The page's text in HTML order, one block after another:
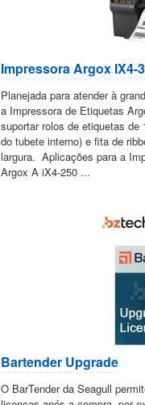
Impressora Argox IX4-
Planejada para atender à
a Impressora de Etiquetas
suportar rolos de etiquetas de
do tubete interno) e fita de
largura. Aplicações para a
Argox A iX4-250 ...
Bartender Upgrade
O BarTender da Seagull